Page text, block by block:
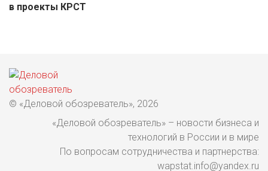
в проекты КРСТ
© «Деловой обозреватель», 2026
«Деловой обозреватель» – новости бизнеса и
технологий в России и в мире
По вопросам сотрудничества и партнерства:
wapstat.info@yandex.ru